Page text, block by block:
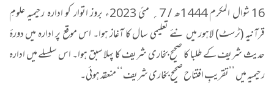
16 شوال المکرم 1444ھ / 7؍ مئی 2023ء بروز اتوار کو ادارہ رحیمیہ علومِ
قرآنیہ (ٹرسٹ) لاہور میں نئے تعلیمی سال کا آغاز ہوا۔ اس موقع پر ادارہ میں دورۂ
حدیث شریف کے طلبا کا صحیح بخاری شریف کا پہلا سبق ہوا۔ اس سلسلے میں ادارہ
رحیمیہ میں ’’تقریبِ افتتاح صحیح بخاری شریف‘‘ منعقد ہوئی۔